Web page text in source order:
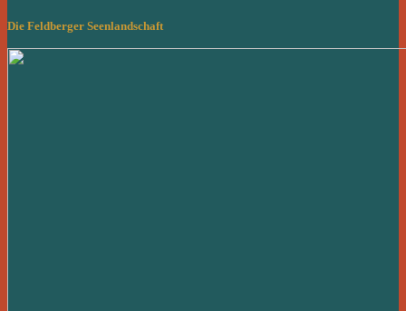
Die Feldberger Seenlandschaft